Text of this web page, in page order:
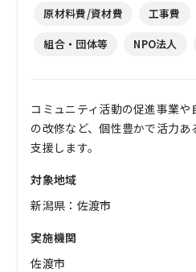
原材料費/資材費
工事費
組合・団体等
NPO法人
コミュニティ活動の促進事業
の改修など、個性豊かで活力
支援します。
対象地域
新潟県：佐渡市
実施機関
佐渡市